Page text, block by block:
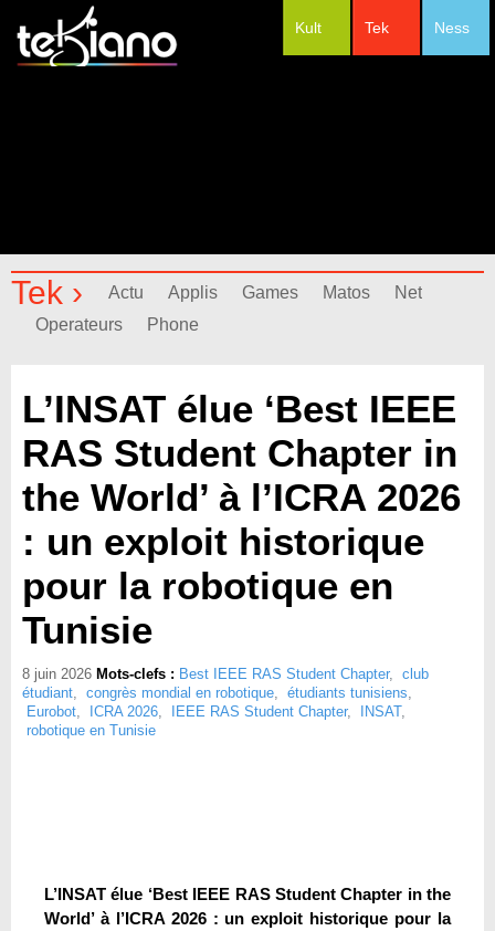
Ness
Tek
Kult
Tek › Actu Applis Games Matos
Net
Operateurs
Phone
L’INSAT élue ‘Best IEEE
RAS Student Chapter in
the World’ à l’ICRA 2026
: un exploit historique
pour la robotique en
Tunisie
8 juin 2026 Mots-clefs : Best IEEE RAS Student Chapter, club
étudiant, congrès mondial en robotique, étudiants tunisiens,
Eurobot, ICRA 2026, IEEE RAS Student Chapter, INSAT,
robotique en Tunisie
L’INSAT élue ‘Best IEEE RAS Student Chapter in the
World’ à l’ICRA 2026 : un exploit historique pour la